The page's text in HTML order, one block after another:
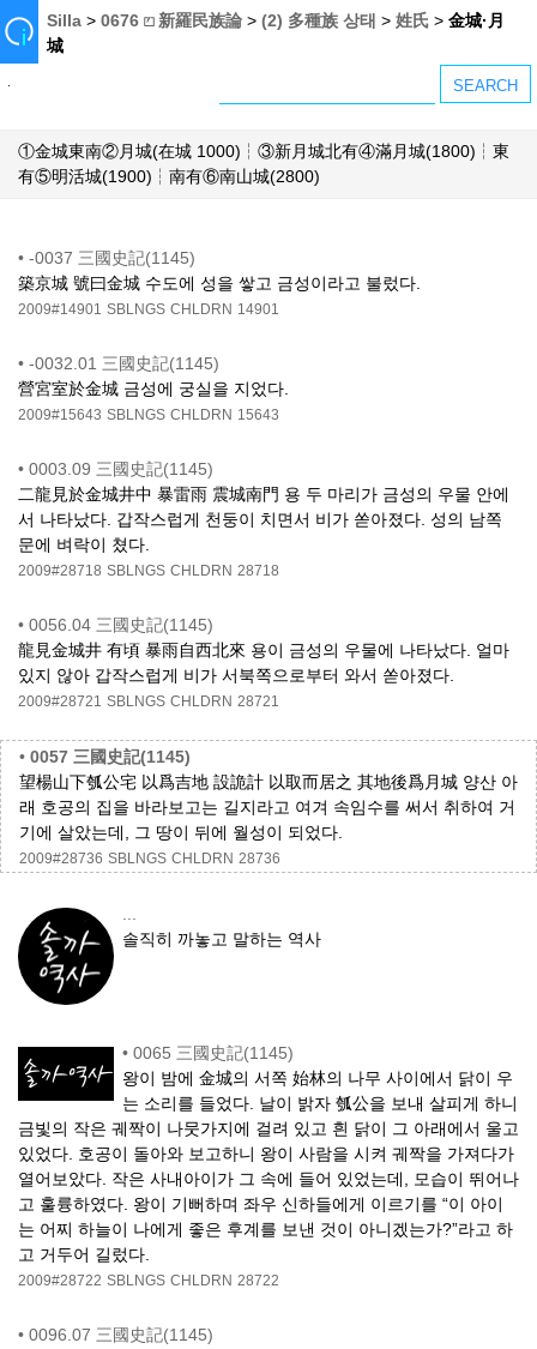
Silla >0676 ⏍ 新羅民族論 >(2) 多種族 상태 >姓氏 >金城·月
城
①金城東南②月城(在城 1000)┆③新月城北有④滿月城(1800)┆東
有⑤明活城(1900)┆南有⑥南山城(2800)
• -0037 三國史記(1145)
築京城 號曰金城 수도에 성을 쌓고 금성이라고 불렀다.
2009#14901 SBLNGS CHLDRN 14901
• -0032.01 三國史記(1145)
營宮室於金城 금성에 궁실을 지었다.
2009#15643 SBLNGS CHLDRN 15643
• 0003.09 三國史記(1145)
二龍見於金城井中 暴雷雨 震城南門 용 두 마리가 금성의 우물 안에
서 나타났다. 갑작스럽게 천둥이 치면서 비가 쏟아졌다. 성의 남쪽
문에 벼락이 쳤다.
2009#28718 SBLNGS CHLDRN 28718
• 0056.04 三國史記(1145)
龍見金城井 有頃 暴雨自西北來 용이 금성의 우물에 나타났다. 얼마
있지 않아 갑작스럽게 비가 서북쪽으로부터 와서 쏟아졌다.
2009#28721 SBLNGS CHLDRN 28721
• 0057 三國史記(1145)
望楊山下瓠公宅 以爲吉地 設詭計 以取而居之 其地後爲月城 양산 아
래 호공의 집을 바라보고는 길지라고 여겨 속임수를 써서 취하여 거
기에 살았는데, 그 땅이 뒤에 월성이 되었다.
2009#28736 SBLNGS CHLDRN 28736
...
솔직히 까놓고 말하는 역사
• 0065 三國史記(1145)
왕이 밤에 金城의 서쪽 始林의 나무 사이에서 닭이 우
는 소리를 들었다. 날이 밝자 瓠公을 보내 살피게 하니
금빛의 작은 궤짝이 나뭇가지에 걸려 있고 흰 닭이 그 아래에서 울고
있었다. 호공이 돌아와 보고하니 왕이 사람을 시켜 궤짝을 가져다가
열어보았다. 작은 사내아이가 그 속에 들어 있었는데, 모습이 뛰어나
고 훌륭하였다. 왕이 기뻐하며 좌우 신하들에게 이르기를 “이 아이
는 어찌 하늘이 나에게 좋은 후계를 보낸 것이 아니겠는가?”라고 하
고 거두어 길렀다.
2009#28722 SBLNGS CHLDRN 28722
• 0096.07 三國史記(1145)